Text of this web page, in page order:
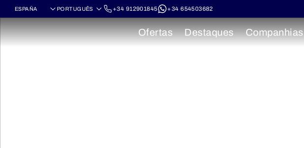
+34 912901845 +34 654503682
Ofertas Destaques Companhias